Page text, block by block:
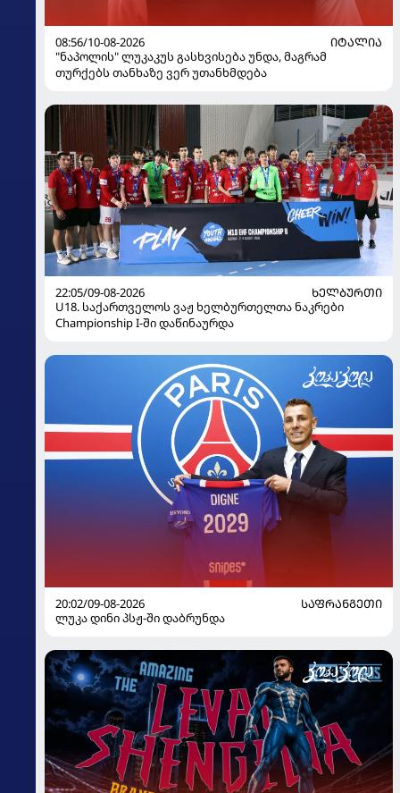
08:56/10-08-2026
ᲘᲢᲐᲚᲘᲐ
"ნაპოლის" ლუკაკუს გასხვისება უნდა, მაგრამ
თურქებს თანხაზე ვერ უთანხმდება
22:05/09-08-2026
ᲮᲔᲚᲑᲣᲠᲗᲘ
U18. საქართველოს ვაჟ ხელბურთელთა ნაკრები
Championship I-ში დაწინაურდა
20:02/09-08-2026
ᲡᲐᲤᲠᲐᲜᲒᲔᲗᲘ
ლუკა დინი პსჟ-ში დაბრუნდა